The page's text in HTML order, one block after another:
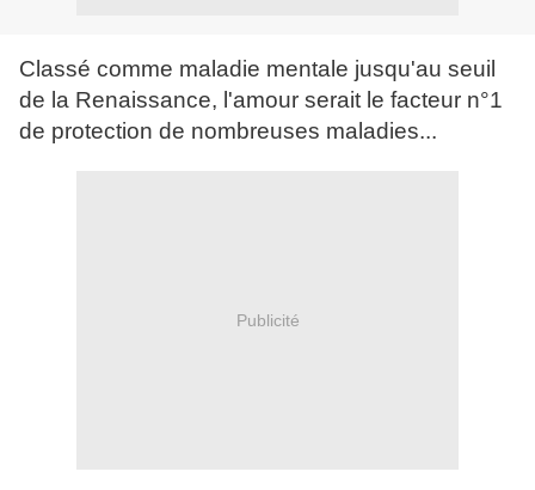
Classé comme maladie mentale jusqu'au seuil
de la Renaissance, l'amour serait le facteur n°1
de protection de nombreuses maladies...
Publicité